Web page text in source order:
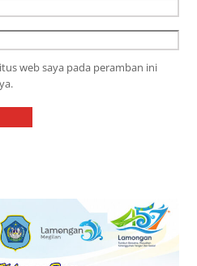
web saya pada peramban ini